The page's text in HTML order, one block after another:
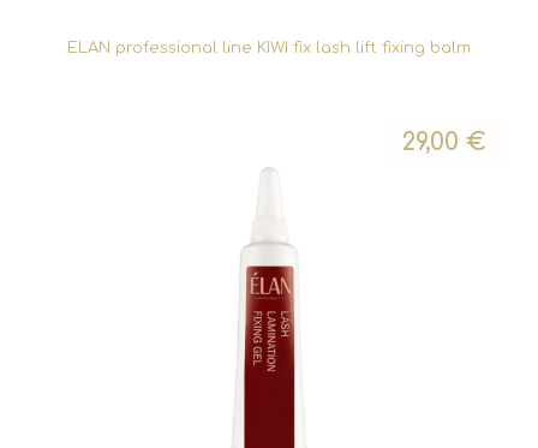
ELAN professional line KIWI fix lash lift fixing balm
29,00 €